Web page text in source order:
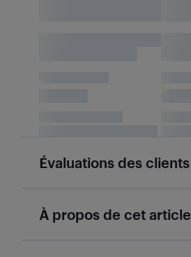
Évaluations des clients
À propos de cet article